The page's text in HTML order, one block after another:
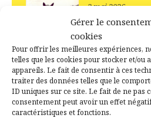
Gérer le
cookies
Pour offrir les meilleures expériences,
telles que les cookies pour stocker et/
appareils. Le fait de consentir à ces
traiter des données telles que le
ID uniques sur ce site. Le fait de ne
consentement peut avoir un effet
caractéristiques et fonctions.
3 mai 2026
Vidéo
d’après une
Campénéac